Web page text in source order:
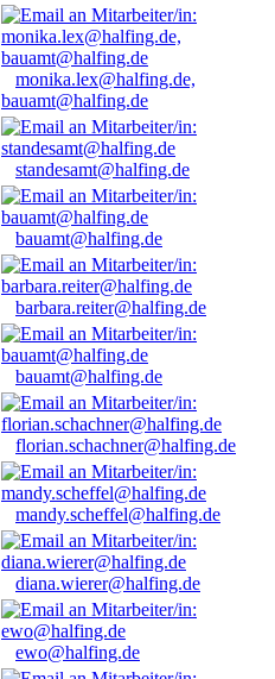
monika.lex@halfing.de,
bauamt@halfing.de
standesamt@halfing.de
bauamt@halfing.de
barbara.reiter@halfing.de
bauamt@halfing.de
florian.schachner@halfing.de
mandy.scheffel@halfing.de
diana.wierer@halfing.de
ewo@halfing.de